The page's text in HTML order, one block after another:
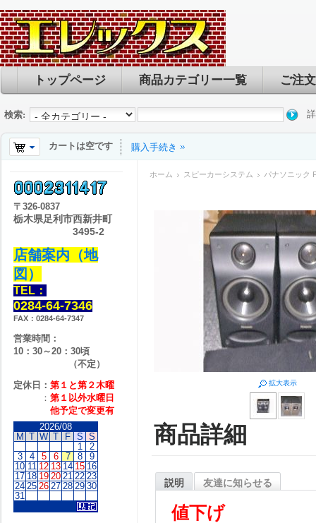
トップページ 商品カテゴリー一覧 ご注
検索:
カートは空です 購入手続き
ホーム スピーカーシステム パナソニック
拡大表示
商品詳細
説明 友達に知らせる
値下げ
〒 326-0837
栃木県足利市西新井町
3495-2
店舗案内（地
図）
TEL：
0284-64-7346
FAX：0284-64-7347
営業時間：
10：30～20：30頃
（不定）
定休日： 第１と第２木曜
： 第１以外水曜日
他予定で変更有
2026/08
M T W T F S S
1
2
3
4 5 6 7 8
9
10 11 12 13 14 15 16
17 18 19 20 21 22 23
24 25 26 27 28 29 30
31